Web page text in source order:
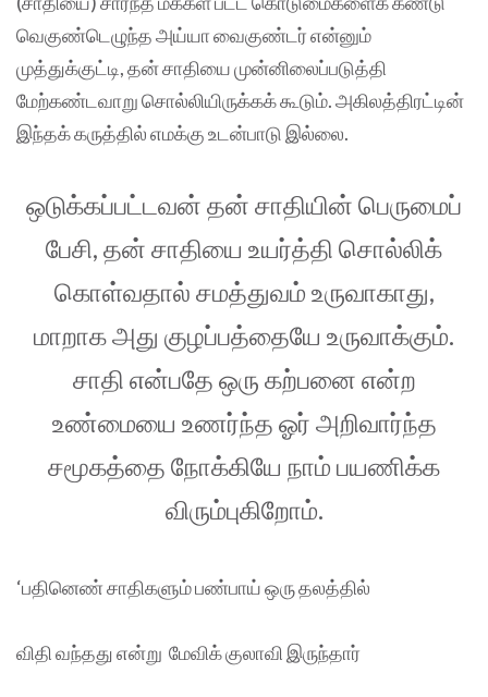
வெகுண்டெழுந்த அய்யா வைகுண்டர் என்னும்
முத்துக்குட்டி, தன் சாதியை முன்னிலைப்படுத்தி
மேற்கண்டவாறு சொல்லியிருக்கக் கூடும். அகிலத்திரட்டின்
இந்தக் கருத்தில் எமக்கு உடன்பாடு இல்லை.
ஒடுக்கப்பட்டவன் தன் சாதியின் பெருமைப்
பேசி, தன் சாதியை உயர்த்தி சொல்லிக்
கொள்வதால் சமத்துவம் உருவாகாது,
மாறாக அது குழப்பத்தையே உருவாக்கும்.
சாதி என்பதே ஒரு கற்பனை என்ற
உண்மையை உணர்ந்த ஓர் அறிவார்ந்த
சமூகத்தை நோக்கியே நாம் பயணிக்க
விரும்புகிறோம்.
‘பதினெண் சாதிகளும் பண்பாய் ஒரு தலத்தில்
விதி வந்தது என்று மேவிக் குலாவி இருந்தார்